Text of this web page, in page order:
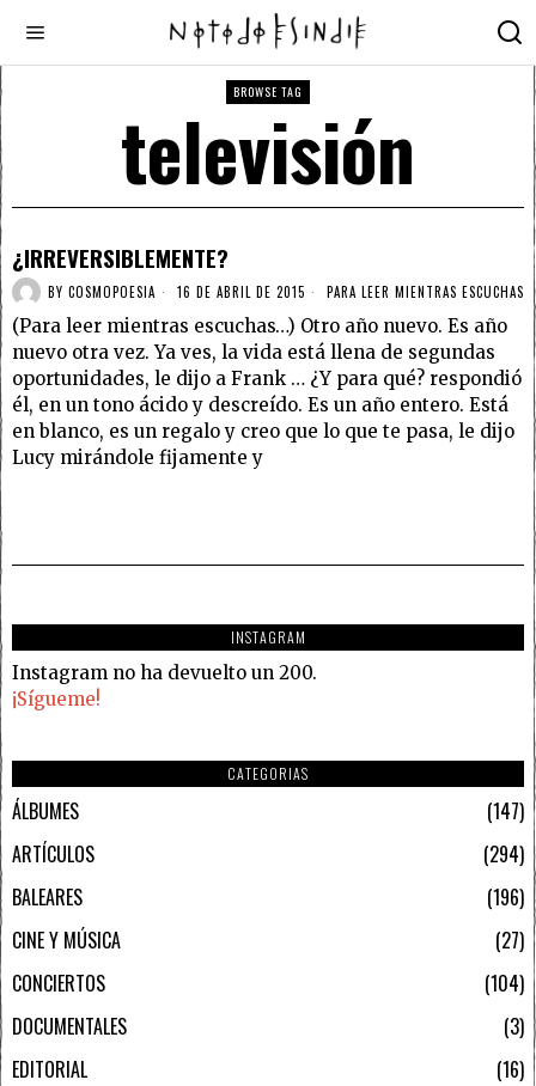
BROWSE TAG
televisión
¿IRREVERSIBLEMENTE?
BY COSMOPOESIA 16 DE ABRIL DE 2015 PARA LEER MIENTRAS ESCUCHAS
(Para leer mientras escuchas…) Otro año nuevo. Es año
nuevo otra vez. Ya ves, la vida está llena de segundas
oportunidades, le dijo a Frank … ¿Y para qué? respondió
él, en un tono ácido y descreído. Es un año entero. Está
en blanco, es un regalo y creo que lo que te pasa, le dijo
Lucy mirándole fijamente y
INSTAGRAM
Instagram no ha devuelto un 200.
¡Sígueme!
CATEGORIAS
ÁLBUMES
147
ARTÍCULOS
294
BALEARES
196
CINE Y MÚSICA
27
CONCIERTOS
104
DOCUMENTALES
3
EDITORIAL
16